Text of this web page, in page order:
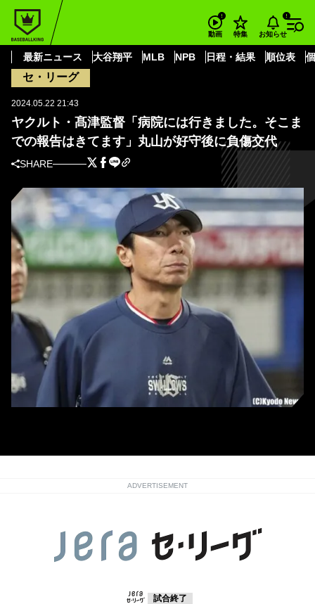
動画 特集 お知らせ
最新ニュース 大谷翔平 MLB NPB 日程・結果 順位表
BASEBALL KING
東京ヤクルトスワローズ
ヤクルト・髙津監督「病院には行きました。そこまでの報告はきてます」丸
山が好守後に負傷交代
セ・リーグ
2024.05.22 21:43
ヤクルト・髙津監督「病院には行きました。そこま
での報告はきてます」丸山が好守後に負傷交代
SHARE
ADVERTISEMENT
試合終了